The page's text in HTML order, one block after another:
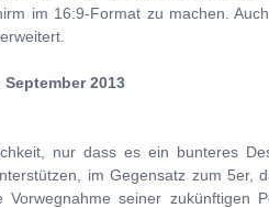
im 16:9-Format zu machen.
2013
nur dass es ein bunteres
im Gegensatz zum 5er,
seiner zukünftigen